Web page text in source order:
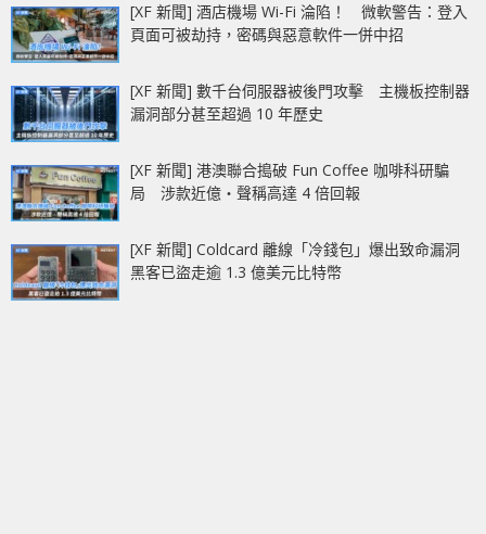
[XF 新聞] 酒店機場 Wi-Fi 淪陷！ 微軟警告：登入
頁面可被劫持，密碼與惡意軟件一併中招
[XF 新聞] 數千台伺服器被後門攻擊 主機板控制器
漏洞部分甚至超過 10 年歷史
[XF 新聞] 港澳聯合搗破 Fun Coffee 咖啡科研騙
局 涉款近億‧聲稱高達 4 倍回報
[XF 新聞] Coldcard 離線「冷錢包」爆出致命漏洞
黑客已盜走逾 1.3 億美元比特幣